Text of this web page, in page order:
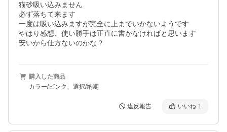
猫砂吸い込みません
必ず落ちて来ます
一度は吸い込みますが完全に上までいかないようです
やはり感想、使い勝手は正直に書かなければと思います
安いから仕方ないのかな？
購入した商品
カラー/ピンク、選択/納期
違反報告 いいね 1